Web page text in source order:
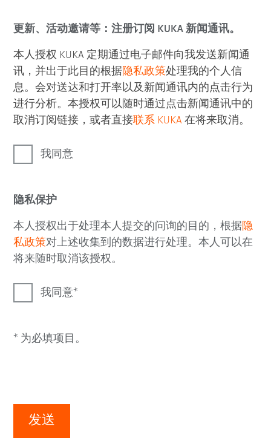
更新、活动邀请等：注册订阅 KUKA 新闻通讯。
本人授权 KUKA 定期通过电子邮件向我发送新闻通
讯，并出于此目的根据隐私政策处理我的个人信
息。会对送达和打开率以及新闻通讯内的点击行为
进行分析。本授权可以随时通过点击新闻通讯中的
取消订阅链接，或者直接联系 KUKA 在将来取消。
我同意
隐私保护
本人授权出于处理本人提交的问询的目的，根据隐
私政策对上述收集到的数据进行处理。本人可以在
将来随时取消该授权。
我同意
* 为必填项目。
发送